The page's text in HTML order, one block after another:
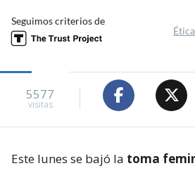
Seguimos criterios de
5577
visitas
Este lunes se bajó la toma